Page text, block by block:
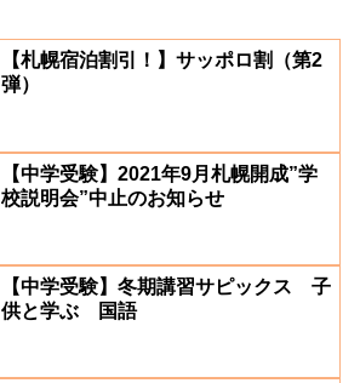
【札幌宿泊割引！】サッポロ割（第2
弾）
【中学受験】2021年9月札幌開成”学
校説明会”中止のお知らせ
【中学受験】冬期講習サピックス 子
供と学ぶ 国語